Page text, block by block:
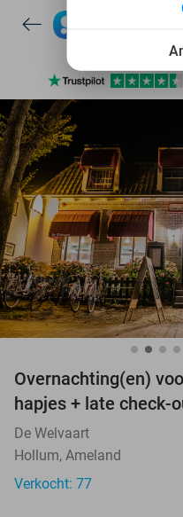
7 dagen
Overnachting(en)
hapjes + late check-
De Welvaart
Hollum, Ameland
Verkocht: 77